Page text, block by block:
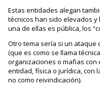
Estas entidades alegan
técnicos han sido elevados
una de ellas es pública, los
Otro tema sería si un ataque
(que es como se llama
organizaciones o mafias
entidad, física o jurídica, con
no como reivindicación).